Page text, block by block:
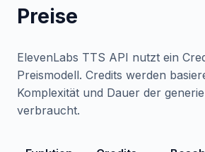
Preise
ElevenLabs TTS API nutzt ein
Preismodell. Credits werden
Komplexität und Dauer der
verbraucht.